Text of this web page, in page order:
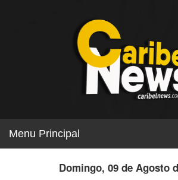
Menu Principal
Domingo, 09 de Agosto